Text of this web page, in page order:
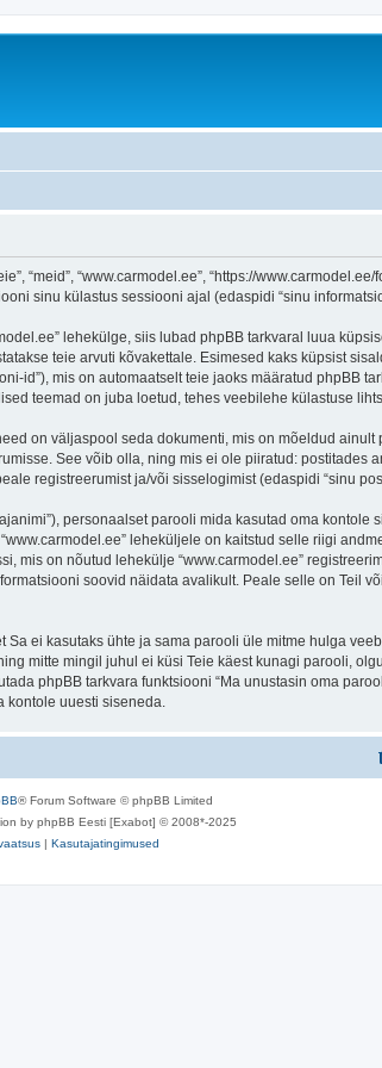
“meid”, “www.carmodel.ee”, “https://www.carmodel.ee/
sinu külastus sessiooni ajal (edaspidi “sinu
lehekülge, siis lubad phpBB tarkvaral luua
teie arvuti kõvakettale. Esimesed kaks küpsist
id”), mis on automaatselt teie jaoks määratud phpBB
teemad on juba loetud, tehes veebilehe külastuse
on väljaspool seda dokumenti, mis on mõeldud
See võib olla, ning mis ei ole piiratud: postitades
registreerumist ja/või sisselogimist (edaspidi “sinu
personaalset parooli mida kasutad oma kontole
leheküljele on kaitstud selle riigi
on nõutud lehekülje “www.carmodel.ee”
soovid näidata avalikult. Peale selle on Teil
ei kasutaks ühte ja sama parooli üle mitme hulga
mitte mingil juhul ei küsi Teie käest kunagi parooli,
phpBB tarkvara funktsiooni “Ma unustasin oma
uuesti siseneda.
® Forum Software © phpBB Limited
by phpBB Eesti [Exabot] © 2008*-2025
| Kasutajatingimused